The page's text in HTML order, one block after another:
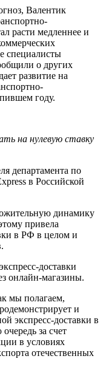
Валентик
расти медленнее и
специалисты
о других
развитие на
году.
на нулевую ставку
департамента по
в Российской
динамику
привела
в РФ в целом и
доставки
онлайн-магазины.
мы полагаем,
и
экспресс-доставки в
за счет
в условиях
отечественных